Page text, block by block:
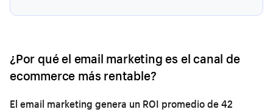
¿Por qué el email marketing es el canal de
ecommerce más rentable?
El email marketing genera un ROI promedio de 42